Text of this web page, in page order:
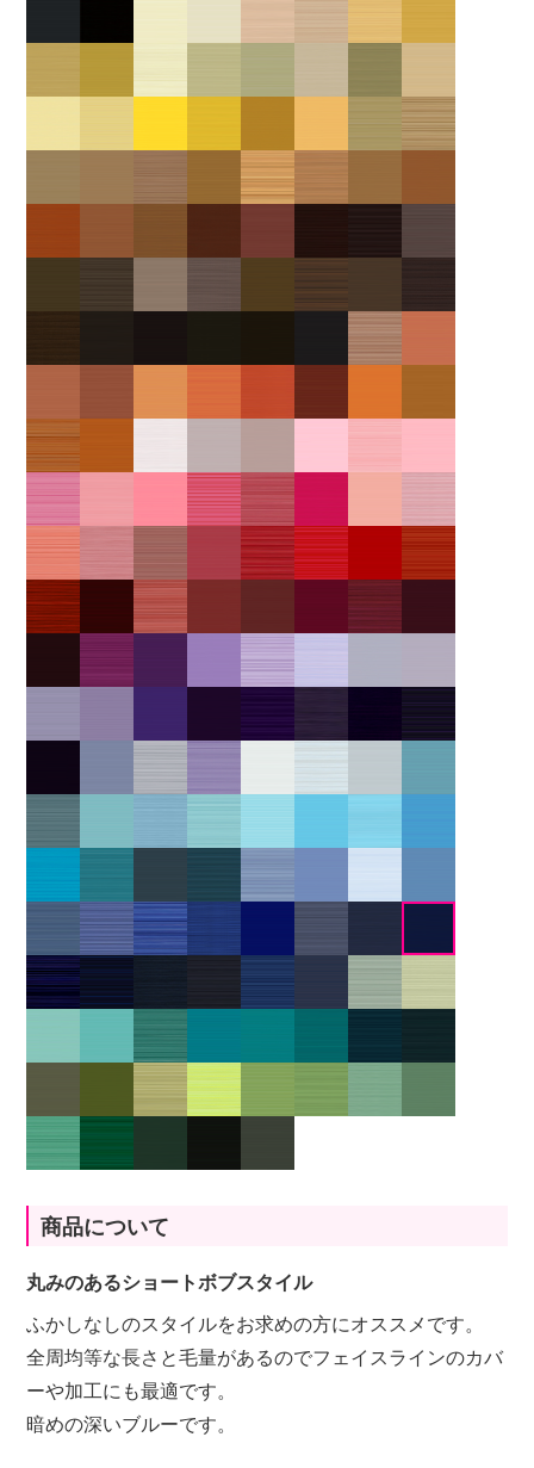
商品について
丸みのあるショートボブスタイル
ふかしなしのスタイルをお求めの方にオススメです。
全周均等な長さと毛量があるのでフェイスラインのカバ
ーや加工にも最適です。
暗めの深いブルーです。